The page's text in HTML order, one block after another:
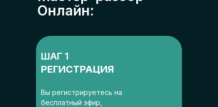
Онлайн:
РЕГИСТРАЦИЯ
Вы регистрируетесь на
бесплатный эфир,
ШАГ 1